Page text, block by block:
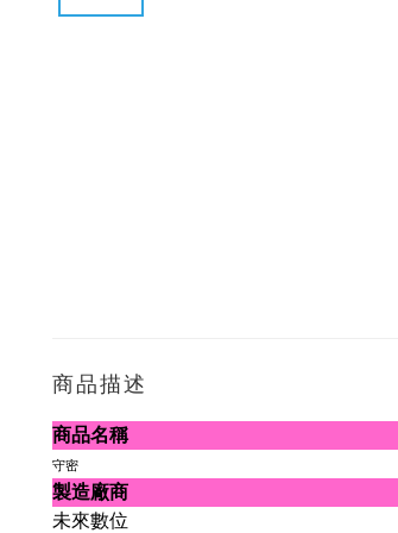
商品描述
商品名稱
守密
製造廠商
未來數位